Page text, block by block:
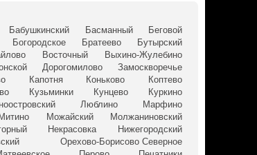
Бабушкинский Басманный
Беговой
Богородское Братеево
Бутырский
Восточный
Выхино-Жулебино
Дорогомилово
Замоскворечье
Капотня Коньково
Коптево
Кузьминки Кунцево
Куркино
Люблино
Марфино
Митино Можайский
Молжаниновский
Некрасовка
Нижегородский
Орехово-Борисово Северное